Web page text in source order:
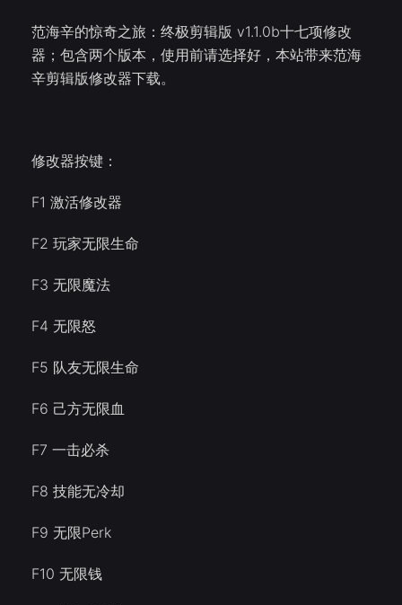
范海辛的惊奇之旅：终极剪辑版 v1.1.0b十七项修改
器；包含两个版本，使用前请选择好，本站带来范海
辛剪辑版修改器下载。
修改器按键：
F1 激活修改器
F2 玩家无限生命
F3 无限魔法
F4 无限怒
F5 队友无限生命
F6 己方无限血
F7 一击必杀
F8 技能无冷却
F9 无限Perk
F10 无限钱